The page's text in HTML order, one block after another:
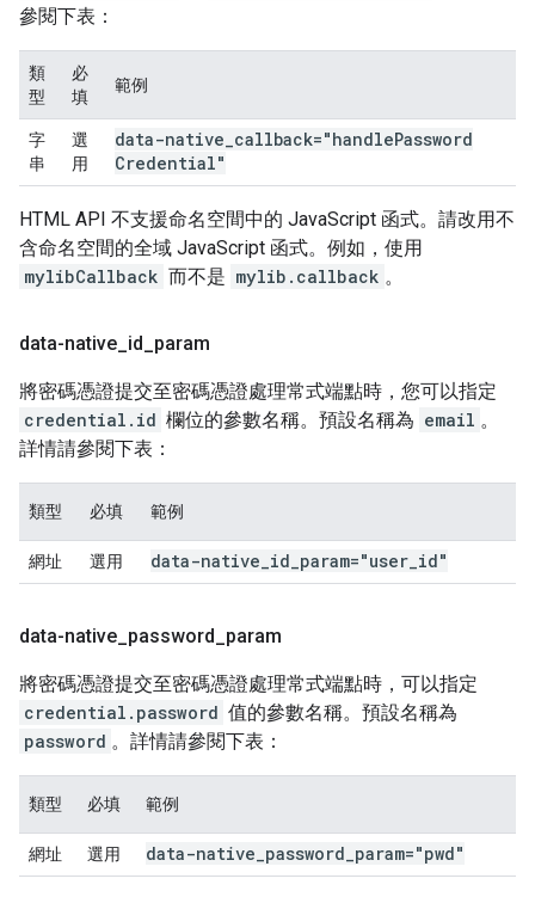
參閱下表：
類
型
必
填
範例
字
串
選
用
data-native callback="handlePassword
Credential"
HTML API 不支援命名空間中的 JavaScript 函式。請改用不
含命名空間的全域 JavaScript 函式。例如，使用
mylibCallback 而不是 mylib.callback 。
data-native id param
將密碼憑證提交至密碼憑證處理常式端點時，您可以指定
credential.id 欄位的參數名稱。預設名稱為 email 。
詳情請參閱下表：
類型 必填 範例
網址 選用 data-native id param="user id"
data-native password param
將密碼憑證提交至密碼憑證處理常式端點時，可以指定
credential.password 值的參數名稱。預設名稱為
password 。詳情請參閱下表：
類型 必填 範例
網址 選用 data-native password param="pwd"